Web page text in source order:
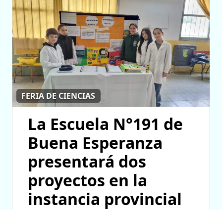
FERIA DE CIENCIAS
La Escuela N°191 de
Buena Esperanza
presentará dos
proyectos en la
instancia provincial